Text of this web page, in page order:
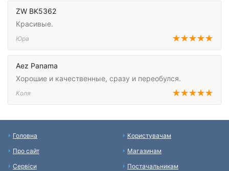
ZW BK5362
Красивые.
Юра
Aez Panama
Хорошие и качественные, сразу и переобулся.
Коля
Головна
Про сайт
Сервіси
Користувачам
Магазинам
Постачальникам